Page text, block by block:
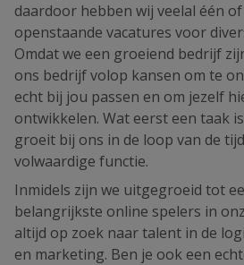
daardoor hebben wij veelal één
openstaande vacatures voor
Omdat we een groeiend bedrijf
ons bedrijf volop kansen om te
echt bij jou passen en om jezelf
ontwikkelen. Wat eerst een taak
groeit bij ons in de loop van de
volwaardige functie.
Inmidels zijn we uitgegroeid tot
belangrijkste online spelers in
altijd op zoek naar talent in de
en marketing. Ben je ook een